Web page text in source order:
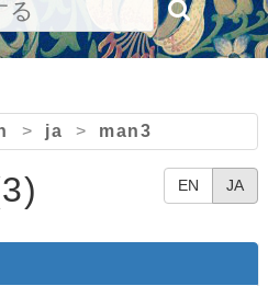
> ja > man3
EN JA